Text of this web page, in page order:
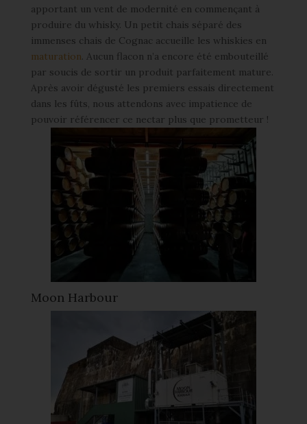
apportant un vent de modernité en commençant à
produire du whisky. Un petit chais séparé des
immenses chais de Cognac accueille les whiskies en
maturation. Aucun flacon n’a encore été embouteillé
par soucis de sortir un produit parfaitement mature.
Après avoir dégusté les premiers essais directement
dans les fûts, nous attendons avec impatience de
pouvoir référencer ce nectar plus que prometteur !
Moon Harbour